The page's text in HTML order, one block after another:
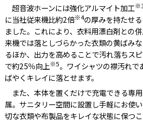
超音波ホーンには強化アルマイト加工
に当社従来機比約2倍※4の厚みを持たせ
ました。これにより、衣料用漂白剤との
来機では落としづらかった衣類の黄ばみ
るほか、出力を高めることで汚れ落ちス
で約25％向上※5。ワイシャツの襟汚れで
ばやくキレイに落とせます。
また、本体を置くだけで充電できる専
属。サニタリー空間に設置し手軽にお使
切な衣類や布製品をキレイな状態に保つこ